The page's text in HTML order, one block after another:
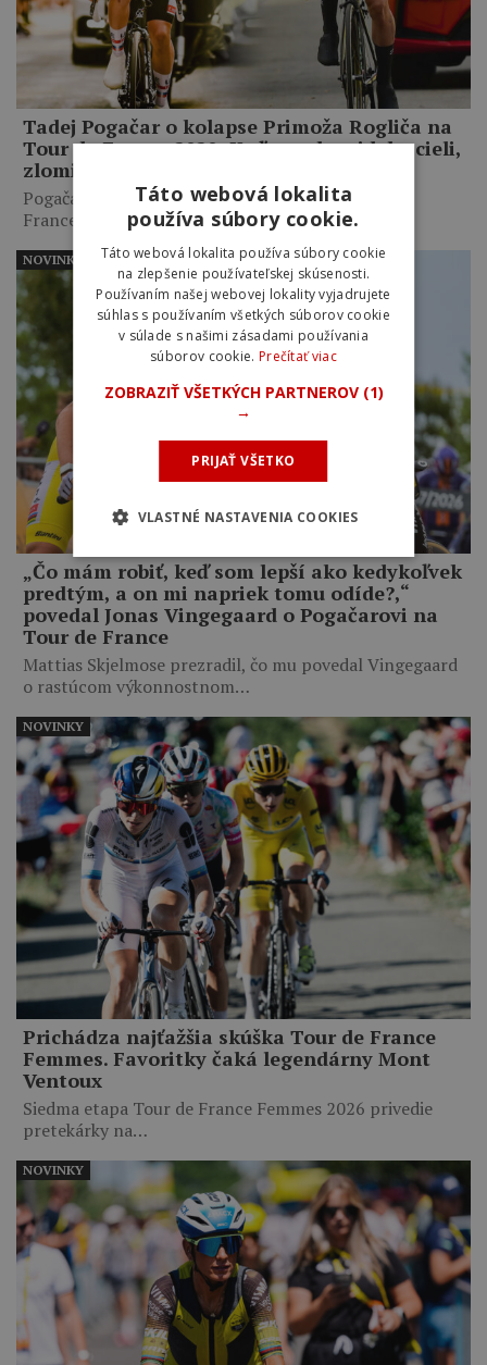
Tadej Pogačar o kolapse Primoža Rogliča na
Tour de France 2020: Keď som ho videl v cieli,
zlomilo mi to srdce
Pogačar priznal, že svoj prvý triumf na Tour de
France…
„Čo mám robiť, keď som lepší ako kedykoľvek
predtým, a on mi napriek tomu odíde?,“
povedal Jonas Vingegaard o Pogačarovi na
Tour de France
Mattias Skjelmose prezradil, čo mu povedal Vingegaard
o rastúcom výkonnostnom…
NOVINKY
Prichádza najťažšia skúška Tour de France
Femmes. Favoritky čaká legendárny Mont
Ventoux
Siedma etapa Tour de France Femmes 2026 privedie
pretekárky na…
NOVINKY
NOVINKY
Táto webová lokalita
používa súbory cookie.
Táto webová lokalita používa súbory cookie
na zlepšenie používateľskej skúsenosti.
Používaním našej webovej lokality vyjadrujete
súhlas s používaním všetkých súborov cookie
v súlade s našimi zásadami používania
súborov cookie. Prečítať viac
ZOBRAZIŤ VŠETKÝCH PARTNEROV (1)
→
PRIJAŤ VŠETKO
VLASTNÉ NASTAVENIA COOKIES